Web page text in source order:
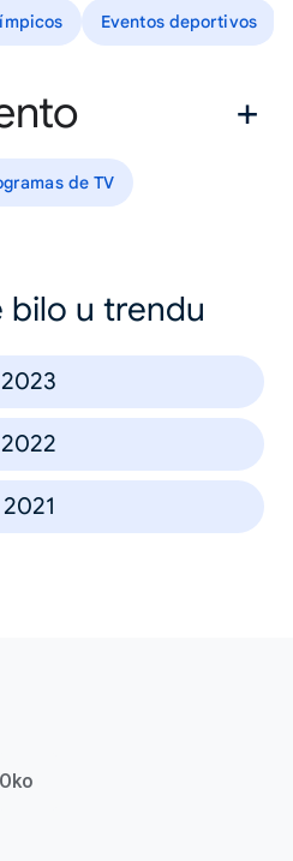
Eventos deportivos
de TV
bilo u trendu
2023
2022
2021
Oko